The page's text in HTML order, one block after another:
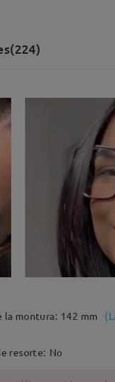
la montura: 142 mm (
resorte: No